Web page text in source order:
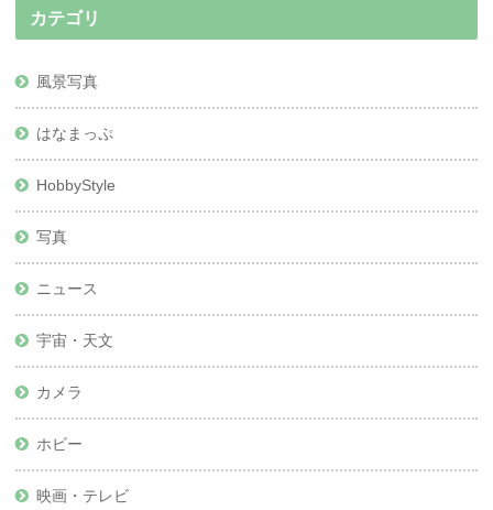
カテゴリ
風景写真
はなまっぷ
HobbyStyle
写真
ニュース
宇宙・天文
カメラ
ホビー
映画・テレビ